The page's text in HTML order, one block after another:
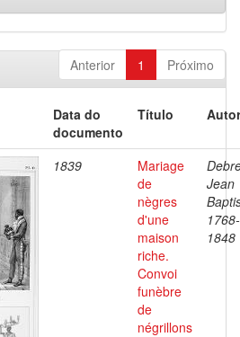
Anterior 1 Próximo
Data do
documento
Título
1839
Mariage
de
nègres
d'une
maison
riche.
Convoi
funèbre
de
négrillons
Jean
1768-
1848